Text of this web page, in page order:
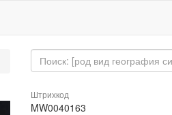
Штрихкод
MW0040163